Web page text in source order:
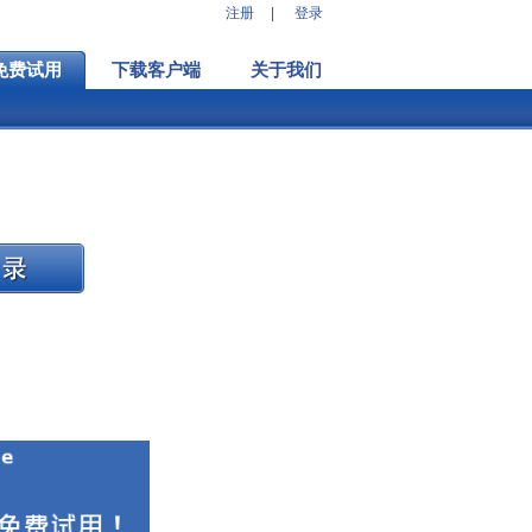
注册 登录
费试用 下载客户端 关于我们